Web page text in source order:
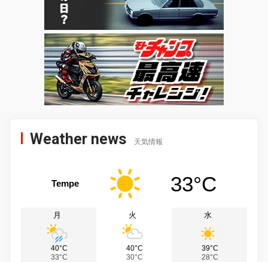
Weather news 天気情報
Tempe 33°C
月
40°C
33°C
火
40°C
30°C
水
39°C
28°C